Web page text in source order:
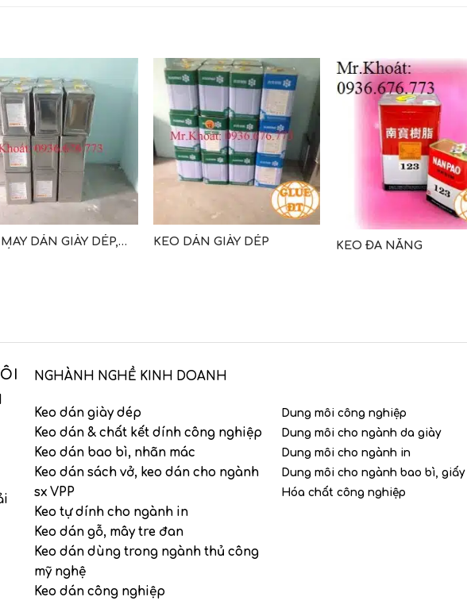
DÁN GIÀY DÉP,
KEO DÁN GIÀY DÉP KEO ĐA NĂNG
NGHÀNH NGHỀ KINH DOANH
Keo dán giày dép
Keo dán & chất kết dính công nghiệp
Keo dán bao bì, nhãn mác
Keo dán sách vở, keo dán cho ngành
sx VPP
Keo tự dính cho ngành in
Keo dán gỗ, mây tre đan
Keo dán dùng trong ngành thủ công
mỹ nghệ
Keo dán công nghiệp
Dung môi công nghiệp
Dung môi cho ngành da giày
Dung môi cho ngành in
Dung môi cho ngành bao bì, giấy
Hóa chất công nghiệp